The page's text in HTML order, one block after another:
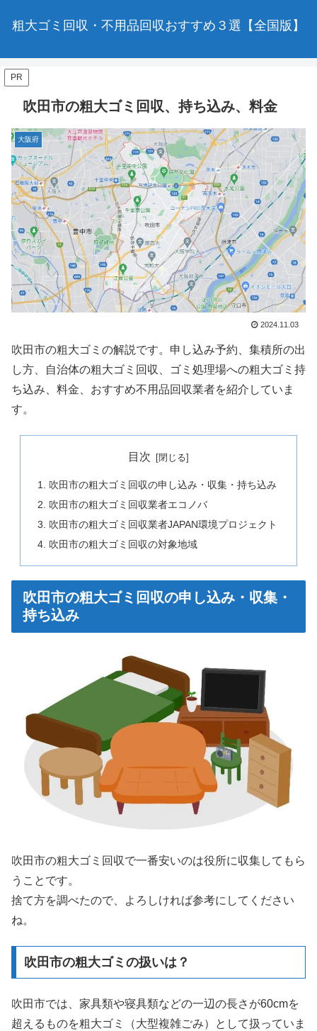
粗大ゴミ回収・不用品回収おすすめ３選【全国版】
PR
吹田市の粗大ゴミ回収、持ち込み、料金
大阪府
2024.11.03
吹田市の粗大ゴミの解説です。申し込み予約、集積所の出
し方、自治体の粗大ゴミ回収、ゴミ処理場への粗大ゴミ持
ち込み、料金、おすすめ不用品回収業者を紹介していま
す。
目次
吹田市の粗大ゴミ回収の申し込み・収集・持ち込み
吹田市の粗大ゴミ回収業者エコノバ
吹田市の粗大ゴミ回収業者JAPAN環境プロジェクト
吹田市の粗大ゴミ回収の対象地域
吹田市の粗大ゴミ回収の申し込み・収集・
持ち込み
吹田市の粗大ゴミ回収で一番安いのは役所に収集してもら
うことです。
捨て方を調べたので、よろしければ参考にしてください
ね。
吹田市の粗大ゴミの扱いは？
吹田市では、家具類や寝具類などの一辺の長さが60cmを
超えるものを粗大ゴミ（大型複雑ごみ）として扱っていま